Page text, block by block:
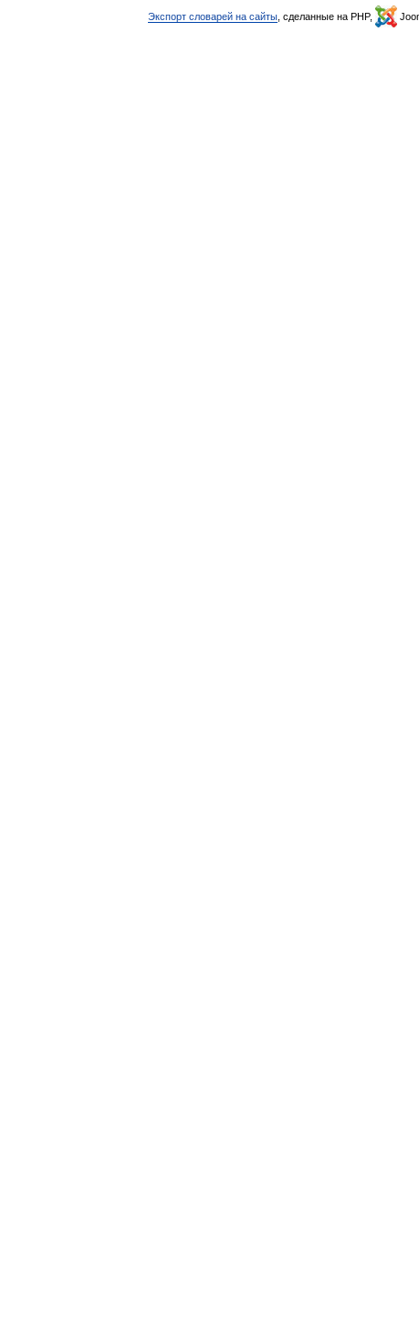
Экспорт словарей на сайты , сделанные на PHP,